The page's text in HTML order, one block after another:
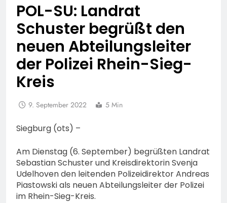
POL-SU: Landrat
Schuster begrüßt den
neuen Abteilungsleiter
der Polizei Rhein-Sieg-
Kreis
9. September 2022 5 Min
Siegburg (ots) –
Am Dienstag (6. September) begrüßten Landrat
Sebastian Schuster und Kreisdirektorin Svenja
Udelhoven den leitenden Polizeidirektor Andreas
Piastowski als neuen Abteilungsleiter der Polizei
im Rhein-Sieg-Kreis.